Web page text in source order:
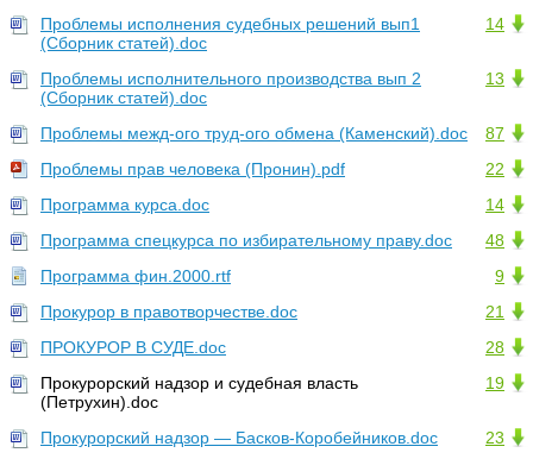
14
Проблемы исполнения судебных решений вып1
(Сборник статей).doc
13
Проблемы исполнительного производства вып 2
(Сборник статей).doc
87
Проблемы межд-ого труд-ого обмена (Каменский).doc
22
Проблемы прав человека (Пронин).pdf
14
Программа курса.doc
48
Программа спецкурса по избирательному праву.doc
9
Программа фин.2000.rtf
21
Прокурор в правотворчестве.doc
28
ПРОКУРОР В СУДЕ.doc
19
Прокурорский надзор и судебная власть
(Петрухин).doc
23
Прокурорский надзор — Басков-Коробейников.doc